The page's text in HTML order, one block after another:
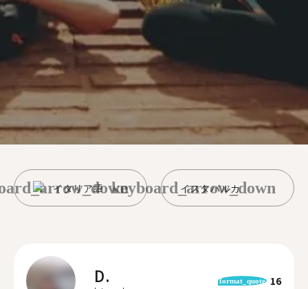
イタリア語 イスタパルカ
keyboard_arrow_down
D. format_quote 16